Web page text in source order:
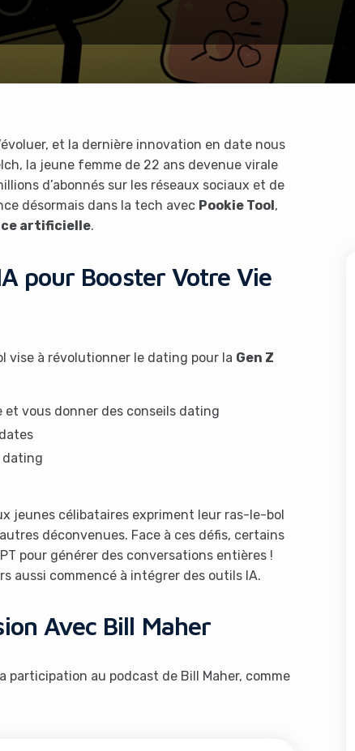
et la dernière innovation en date nous
la jeune femme de 22 ans devenue virale
d’abonnés sur les réseaux sociaux et de
désormais dans la tech avec Pookie Tool,
artificielle.
pour Booster Votre Vie
vise à révolutionner le dating pour la Gen Z
et vous donner des conseils dating
dating
jeunes célibataires expriment leur ras-le-bol
déconvenues. Face à ces défis, certains
pour générer des conversations entières !
aussi commencé à intégrer des outils IA.
Avec Bill Maher
participation au podcast de Bill Maher, comme